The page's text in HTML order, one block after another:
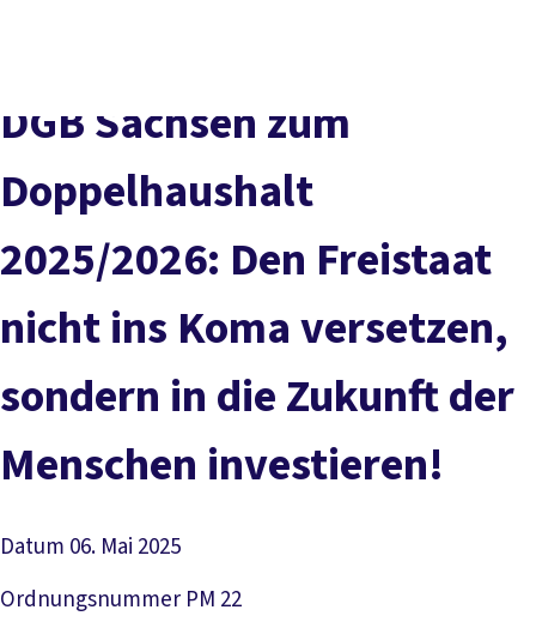
Service
DGB Sachsen zum
Doppelhaushalt
2025/2026: Den Freistaat
nicht ins Koma versetzen,
sondern in die Zukunft der
Menschen investieren!
Datum 06. Mai 2025
Ordnungsnummer PM 22